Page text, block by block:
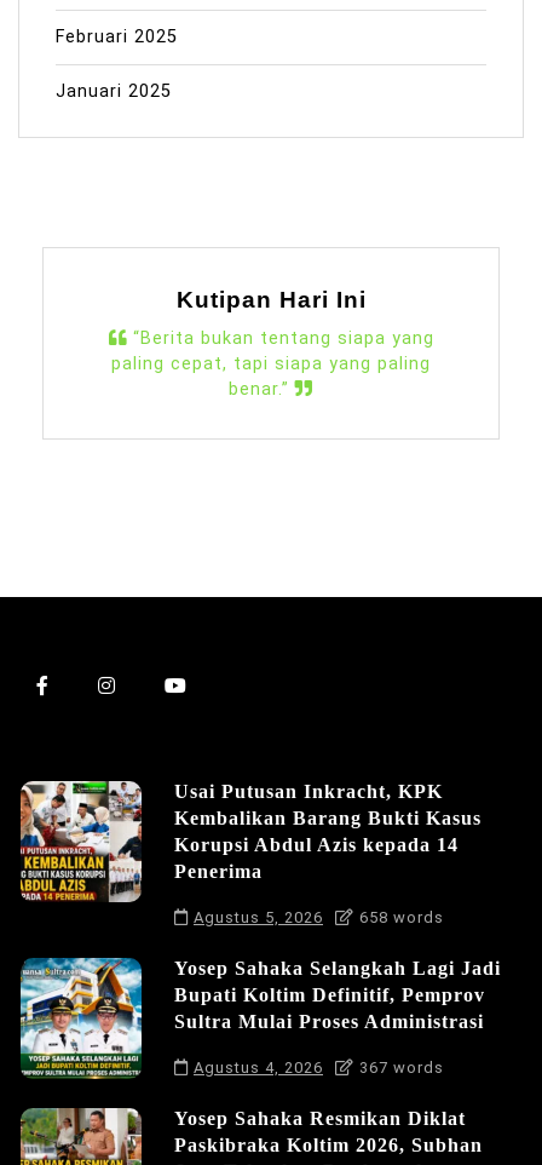
Februari 2025
Januari 2025
Kutipan Hari Ini
“Berita bukan tentang siapa yang
paling cepat, tapi siapa yang paling
benar.”
Usai Putusan Inkracht, KPK
Kembalikan Barang Bukti Kasus
Korupsi Abdul Azis kepada 14
Penerima
Agustus 5, 2026 658 words
Yosep Sahaka Selangkah Lagi Jadi
Bupati Koltim Definitif, Pemprov
Sultra Mulai Proses Administrasi
Agustus 4, 2026 367 words
Yosep Sahaka Resmikan Diklat
Paskibraka Koltim 2026, Subhan